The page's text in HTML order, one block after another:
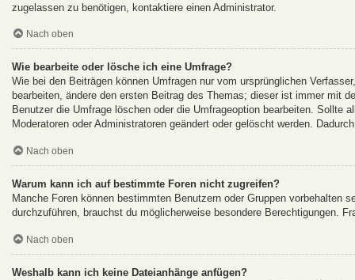
zugelassen zu benötigen, kontaktiere einen Administrator.
Nach oben
Wie bearbeite oder lösche ich eine Umfrage?
Wie bei den Beiträgen können Umfragen nur vom ursprünglichen
bearbeiten, ändere den ersten Beitrag des Themas; dieser ist immer mit
Benutzer die Umfrage löschen oder die Umfrageoption bearbeiten.
Moderatoren oder Administratoren geändert oder gelöscht werden.
Nach oben
Warum kann ich auf bestimmte Foren nicht zugreifen?
Manche Foren können bestimmten Benutzern oder Gruppen vorbehalten
durchzuführen, brauchst du möglicherweise besondere Berechtigungen.
Nach oben
Weshalb kann ich keine Dateianhänge anfügen?